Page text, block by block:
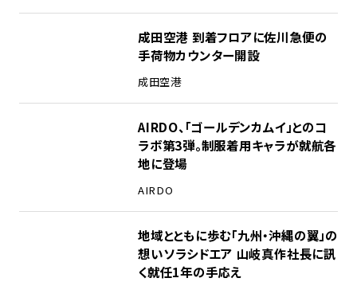
成田空港 到着フロアに佐川急便の
手荷物カウンター開設
成田空港
AIRDO、「ゴールデンカムイ」とのコ
ラボ第3弾。制服着用キャラが就航各
地に登場
AIRDO
地域とともに歩む「九州・沖縄の翼」の
想い――ソラシドエア 山岐真作社長に訊
く就任1年の手応え